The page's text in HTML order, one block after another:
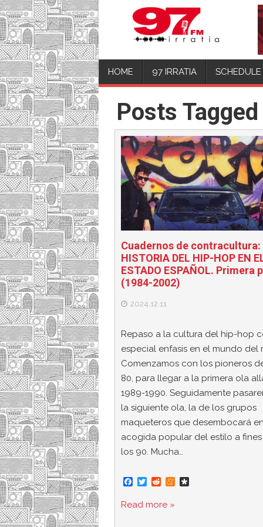
HOME 97 IRRATIA SCHEDULE
Posts
Cuadernos de contracultura:
HISTORIA DEL HIP-HOP EN
ESTADO ESPAÑOL. Primera
(1984-2002)
2024.12.11
Repaso a la cultura del hip-hop
especial enfasis en el mundo del
Comenzamos con los pioneros
80, para llegar a la primera ola
1989-1990. Seguidamente
la siguiente ola, la de los grupos
maqueteros que desembocará
acogida popular del estilo a
los 90. Mucha…
F
e
T
t
R
d
M
Read more »